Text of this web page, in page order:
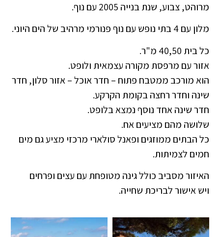
מרוהט, צבוע, שנת בנייה 2005 עם נוף.
מלון עם 4 בתי נופש עם נוף פנורמי מרהיב של הים היוני.
כל בית 40,50 מ"ר.
אזור עם מרפסת מקורה עצמאית ולופט.
הוא מורכב ממטבח פתוח – חדר אוכל – אזור סלון, חדר
שינה וחדר רחצה בקומת הקרקע.
חדר שינה אחד נוסף נמצא בלופט.
שלושה מהם מציעים אח.
כל הבתים ממוזגים ופאנל סולארי מרכזי מציע גם מים
חמים לצמיתות.
האיזור מסביב כולל גינה מטופחת עם עצים ופרחים
ויש אישור לבריכת שחייה.